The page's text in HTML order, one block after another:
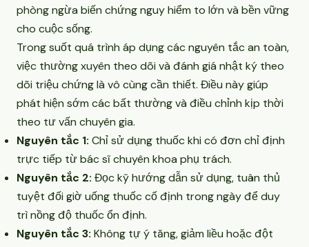
phòng ngừa biến chứng nguy hiểm to lớn và bền vững
cho cuộc sống.
Trong suốt quá trình áp dụng các nguyên tắc an toàn,
việc thường xuyên theo dõi và đánh giá nhật ký theo
dõi triệu chứng là vô cùng cần thiết. Điều này giúp
phát hiện sớm các bất thường và điều chỉnh kịp thời
theo tư vấn chuyên gia.
Nguyên tắc 1: Chỉ sử dụng thuốc khi có đơn chỉ định
trực tiếp từ bác sĩ chuyên khoa phụ trách.
Nguyên tắc 2: Đọc kỹ hướng dẫn sử dụng, tuân thủ
tuyệt đối giờ uống thuốc cố định trong ngày để duy
trì nồng độ thuốc ổn định.
Nguyên tắc 3: Không tự ý tăng, giảm liều hoặc đột